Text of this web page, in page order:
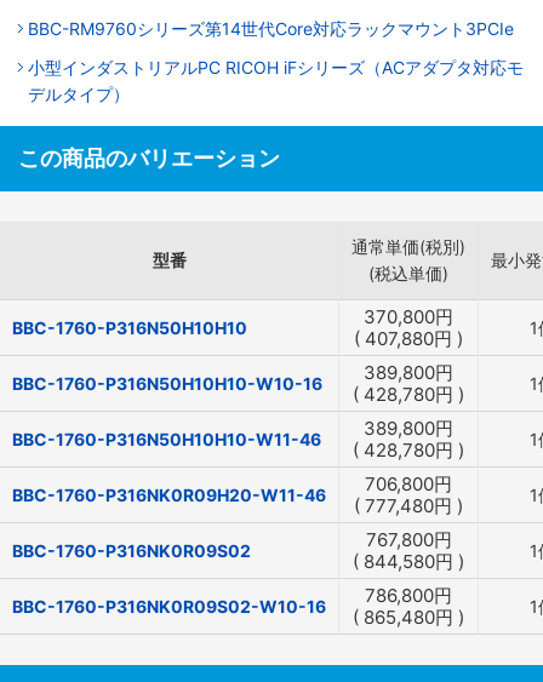
BBC-RM9760シリーズ第14世代Core対応ラックマウント3PCIe
小型インダストリアルPC RICOH iFシリーズ（ACアダプタ対応モ
デルタイプ）
この商品のバリエーション
型番
通常単価(税別)
(税込単価)
最小
BBC-1760-P316N50H10H10 370,800円
( 407,880円 ) 1
BBC-1760-P316N50H10H10-W10-16 389,800円
( 428,780円 ) 1
BBC-1760-P316N50H10H10-W11-46 389,800円
( 428,780円 ) 1
BBC-1760-P316NK0R09H20-W11-46 706,800円
( 777,480円 ) 1
BBC-1760-P316NK0R09S02 767,800円
( 844,580円 ) 1
BBC-1760-P316NK0R09S02-W10-16 786,800円
( 865,480円 ) 1